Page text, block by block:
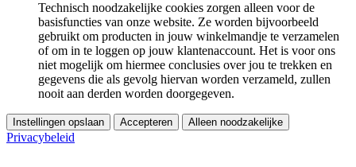
Technisch noodzakelijke cookies zorgen alleen voor de
basisfuncties van onze website. Ze worden bijvoorbeeld
gebruikt om producten in jouw winkelmandje te verzamelen
of om in te loggen op jouw klantenaccount. Het is voor ons
niet mogelijk om hiermee conclusies over jou te trekken en
gegevens die als gevolg hiervan worden verzameld, zullen
nooit aan derden worden doorgegeven.
Instellingen opslaan Accepteren Alleen noodzakelijke
Privacybeleid